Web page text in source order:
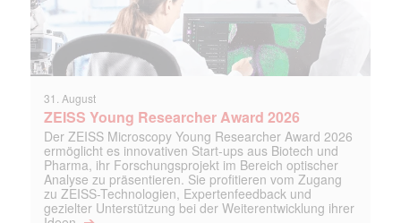
31. August
ZEISS Young Researcher Award 2026
Der ZEISS Microscopy Young Researcher Award 2026
ermöglicht es innovativen Start-ups aus Biotech und
Pharma, ihr Forschungsprojekt im Bereich optischer
Analyse zu präsentieren. Sie profitieren vom Zugang
zu ZEISS-Technologien, Expertenfeedback und
gezielter Unterstützung bei der Weiterentwicklung ihrer